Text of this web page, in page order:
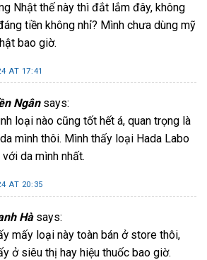
Nhật thế này thì đắt lắm đây, không
tiền không nhỉ? Mình chưa dùng mỹ
bao giờ.
AT 17:41
Ngân says:
loại nào cũng tốt hết á, quan trọng là
mình thôi. Mình thấy loại Hada Labo
da mình nhất.
AT 20:35
Hà says:
mấy loại này toàn bán ở store thôi,
ở siêu thị hay hiệu thuốc bao giờ.